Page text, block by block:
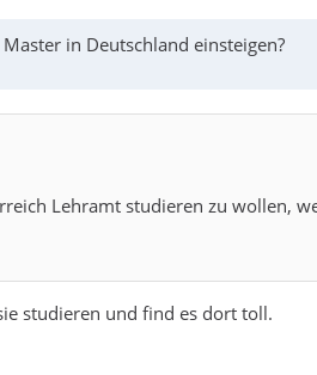
in Deutschland einsteigen?
Lehramt studieren zu wollen,
studieren und find es dort toll.